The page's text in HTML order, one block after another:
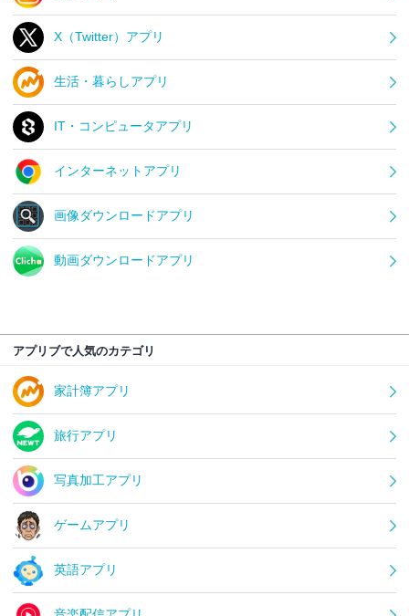
X（Twitter）アプリ
生活・暮らしアプリ
IT・コンピュータアプリ
インターネットアプリ
画像ダウンロードアプリ
動画ダウンロードアプリ
アプリブで人気のカテゴリ
家計簿アプリ
旅行アプリ
写真加工アプリ
ゲームアプリ
英語アプリ